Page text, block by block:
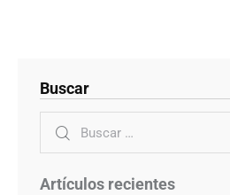
Buscar
Artículos recientes